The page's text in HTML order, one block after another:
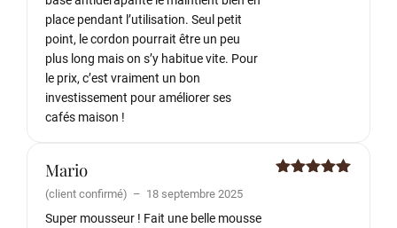
place pendant l’utilisation. Seul petit
point, le cordon pourrait être un peu
plus long mais on s’y habitue vite. Pour
le prix, c’est vraiment un bon
investissement pour améliorer ses
cafés maison !
Mario
(client confirmé) – 18 septembre 2025
Super mousseur ! Fait une belle mousse